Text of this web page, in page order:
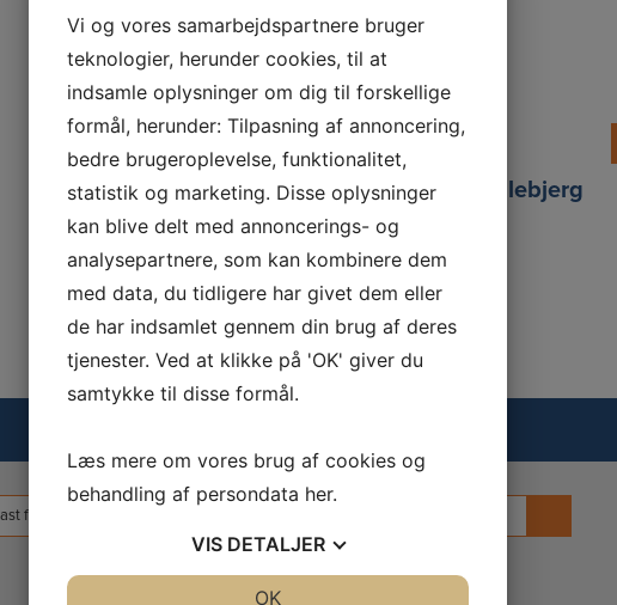
Torvet 4, 4250 Fuglebjerg
info@bedemand-pw.dk
Ring til os på55 77 00 20
www.bedemand-pw.dk/bedemand-fuglebjerg
Bedemand i nærheden
Vi og vores samarbejdspartnere bruger
teknologier, herunder cookies, til at
indsamle oplysninger om dig til forskellige
formål, herunder: Tilpasning af annoncering,
bedre brugeroplevelse, funktionalitet,
statistik og marketing. Disse oplysninger
kan blive delt med annoncerings- og
analysepartnere, som kan kombinere dem
med data, du tidligere har givet dem eller
de har indsamlet gennem din brug af deres
tjenester. Ved at klikke på 'OK' giver du
samtykke til disse formål.
Læs mere om vores brug af cookies og
behandling af persondata her.
VIS DETALJER
OK